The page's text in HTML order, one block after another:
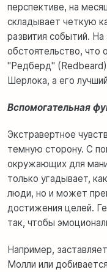
перспективе, на
складывает четкую
развития событий.
обстоятельство, что
"Редберд"
Шерлока, а его
Вспомогательная
Экстравертное
темную сторону. С
окружающих для
только угадывает,
люди, но и может
достижения целей.
так, чтобы
Например,
Молли или